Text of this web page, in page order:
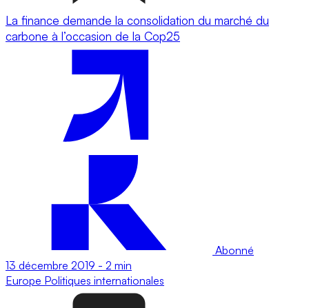
La finance demande la consolidation du marché du
carbone à l’occasion de la Cop25
Abonné
13 décembre 2019 - 2 min
Europe Politiques internationales